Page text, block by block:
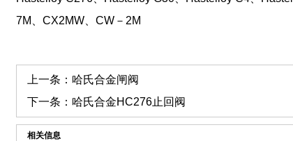
7M、CX2MW、CW－2M
上一条： 哈氏合金闸阀
下一条： 哈氏合金HC276止回阀
相关信息